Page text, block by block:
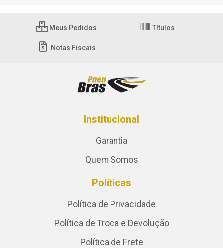
Meus Pedidos Títulos
Notas Fiscais
Institucional
Garantia
Quem Somos
Políticas
Política de Privacidade
Política de Troca e Devolução
Política de Frete